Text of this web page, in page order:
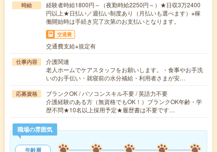
時給
経験者時給1800円～（夜勤時給2250円～）★日収3万2400
円以上★日払い／週払い制度あり（月払いも選べます）※稼
働開始時は手続き完了次第のお支払いとなります。
交通費
交通費支給※規定有
仕事内容
介護関連
老人ホームでケアスタッフをお願いします。・食事やお手洗
いのお手伝い・就寝前の水分補給・利用者さまが安…
応募資格
ブランクOK / パソコンスキル不要 / 英語力不要
介護経験のある方（無資格でもOK！）ブランクOK年齢・学
歴不問★10名以上採用予定★履歴書は不要です…
職場の雰囲気
年齢層